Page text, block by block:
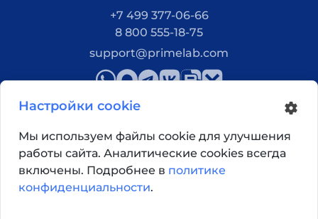
+7 499 377-06-66
8 800 555-18-75
support@primelab.com
Как добраться?
Настройки cookie
Мы используем файлы cookie для улучшения
работы сайта. Аналитические cookies всегда
включены. Подробнее в политике
конфиденциальности.